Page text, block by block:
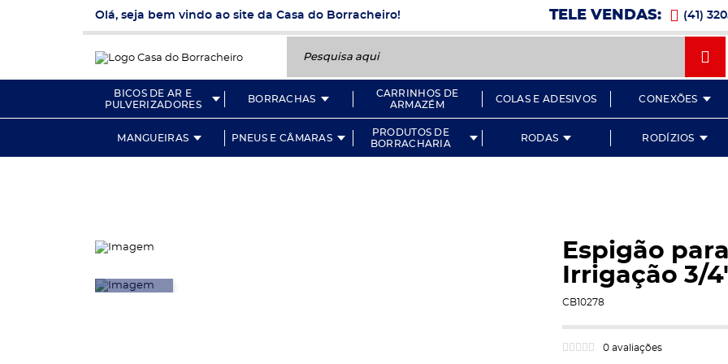
Olá, seja bem vindo ao site da Casa do Borracheiro! TELE VENDAS: (41)
BICOS DE AR E
PULVERIZADORES
BORRACHAS
CARRINHOS DE
ARMAZÉM
COLAS E ADESIVOS CONEXÕES
MANGUEIRAS PNEUS E CÂMARAS
PRODUTOS DE
BORRACHARIA
RODAS RODÍZIOS
Espigão
Irrigação 3/
CB10278
0 avaliações